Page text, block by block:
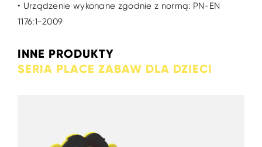
• Urządzenie wykonane zgodnie z normą: PN-EN
1176:1-2009
INNE PRODUKTY
SERIA PLACE ZABAW DLA DZIECI